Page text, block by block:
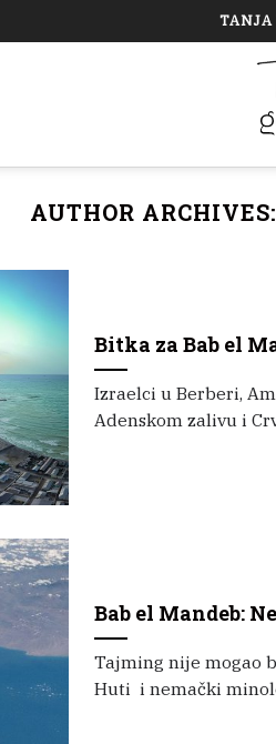
TANJA
AUTHOR ARCHIVES:
Bitka za Bab el
Izraelci u Berberi,
Adenskom zalivu i
Bab el Mandeb:
Tajming nije mogao
Huti i nemački